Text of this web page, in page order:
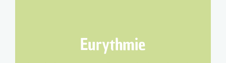
Eurythmie